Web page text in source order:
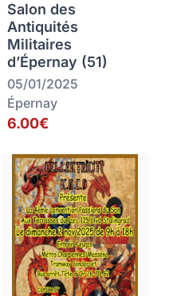
Salon des
Antiquités
Militaires
d’Épernay (51)
05/01/2025
Épernay
6.00€